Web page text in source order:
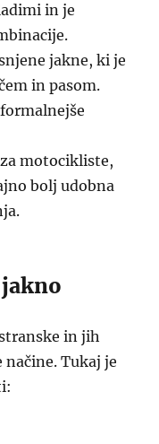
in je
jakne, ki je
in pasom.
motocikliste,
bolj udobna
in jih
Tukaj je